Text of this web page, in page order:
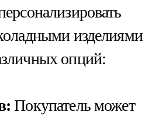
изделиями
опций:
Покупатель может